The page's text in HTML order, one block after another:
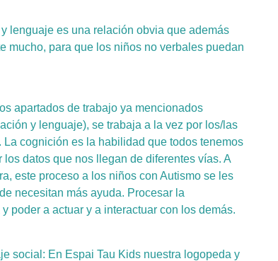
lenguaje es una relación obvia que además
mucho, para que los niños no verbales puedan
apartados de trabajo ya mencionados
y lenguaje), se trabaja a la vez por los/las
La cognición es la habilidad que todos tenemos
los datos que nos llegan de diferentes vías. A
este proceso a los niños con Autismo se les
necesitan más ayuda. Procesar la
poder a actuar y a interactuar con los demás.
social: En Espai Tau Kids nuestra logopeda y